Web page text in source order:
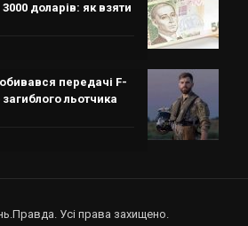
доларів: як взяти
передачі F-
льотчика
Усі права захищено.